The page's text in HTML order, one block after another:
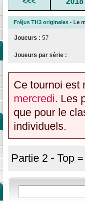
Fréjus TH3 originales - Le
Joueurs : 57
Joueurs par série :
Ce tournoi est
mercredi. Les
que pour le
individuels.
Partie 2 - Top